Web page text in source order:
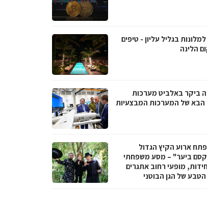
בגליל עליון - טיפים
הלינה
ביקר באלביט מערכות
הבא של המערכות המבצעיות
ארוע הקיץ הגדול
ביער" – מסע משפחתי
מופעי רחוב אתגרים
הטבע של הגן הבוטני